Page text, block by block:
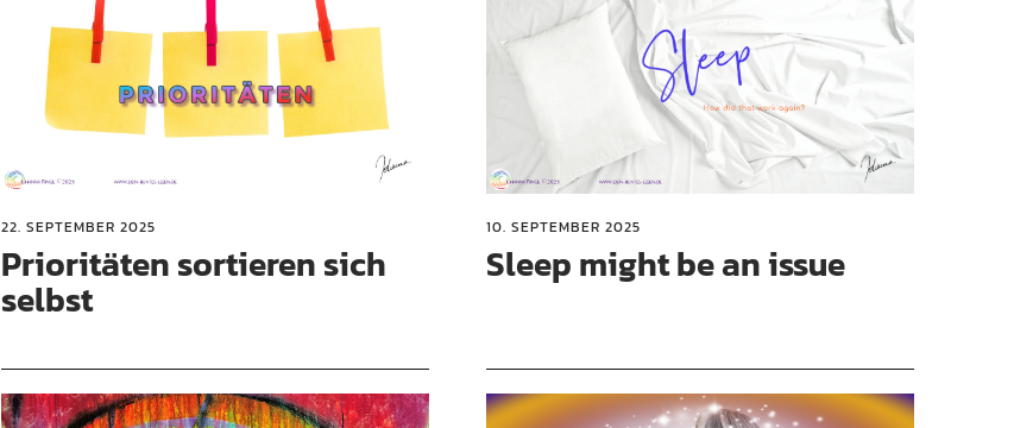
22. SEPTEMBER 2025
Prioritäten sortieren sich
selbst
10. SEPTEMBER 2025
Sleep might be an issue